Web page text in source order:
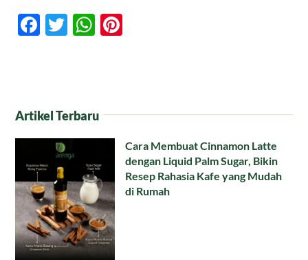
Facebook
TwitterWhatsApp
Artikel Terbaru
Cara Membuat Cinnamon Latte
dengan Liquid Palm Sugar, Bikin
Resep Rahasia Kafe yang Mudah
di Rumah